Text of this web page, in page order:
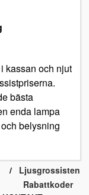
i kassan och njut
bästa
enda lampa
belysning
Ljusgrossisten
Rabattkoder